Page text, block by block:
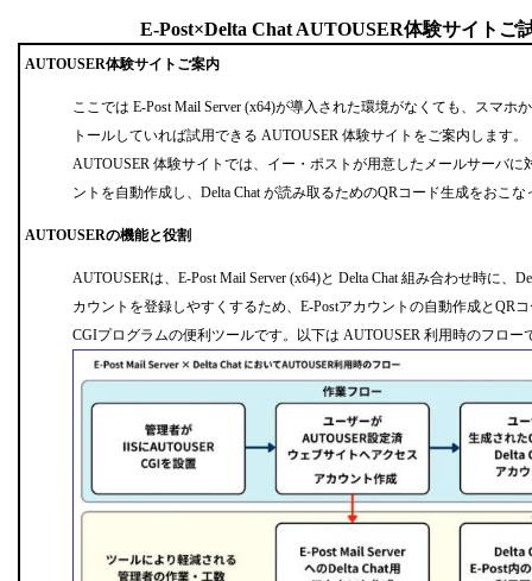
E-Post×Delta Chat AUTOUSER体験サイトご
AUTOUSER体験サイトご案内
ここでは E-Post Mail Server (x64)が導入された環境がなくても、スマホ
トールしていれば試用できる AUTOUSER 体験サイトをご案内します。
AUTOUSER 体験サイトでは、イー・ポストが用意したメールサーバに
ントを自動作成し、Delta Chat が読み取るためのQRコード生成をおこ
AUTOUSERの機能と役割
AUTOUSERは、E-Post Mail Server (x64)と Delta Chat 組み合わせ時に、
カウントを登録しやすくするため、E-Postアカウントの自動作成とQR
CGIプログラムの便利ツールです。以下は AUTOUSER 利用時のフロー